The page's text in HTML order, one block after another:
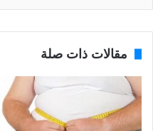
مقالات ذات صلة